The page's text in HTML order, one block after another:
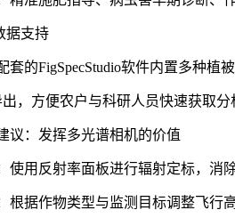
据支持
套的FigSpecStudio软件内置多种
，方便农户与科研人员快速获取分
议：发挥多光谱相机的价值
使用反射率面板进行辐射定标，消
根据作物类型与监测目标调整飞行